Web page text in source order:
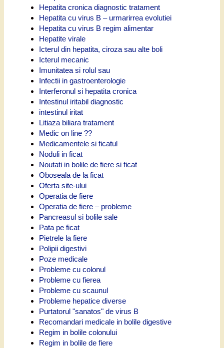
Hepatita cronica diagnostic tratament
Hepatita cu virus B – urmarirrea evolutiei
Hepatita cu virus B regim alimentar
Hepatite virale
Icterul din hepatita, ciroza sau alte boli
Icterul mecanic
Imunitatea si rolul sau
Infectii in gastroenterologie
Interferonul si hepatita cronica
Intestinul iritabil diagnostic
intestinul iritat
Litiaza biliara tratament
Medic on line ??
Medicamentele si ficatul
Noduli in ficat
Noutati in bolile de fiere si ficat
Oboseala de la ficat
Oferta site-ului
Operatia de fiere
Operatia de fiere – probleme
Pancreasul si bolile sale
Pata pe ficat
Pietrele la fiere
Polipii digestivi
Poze medicale
Probleme cu colonul
Probleme cu fierea
Probleme cu scaunul
Probleme hepatice diverse
Purtatorul "sanatos" de virus B
Recomandari medicale in bolile digestive
Regim in bolile colonului
Regim in bolile de fiere